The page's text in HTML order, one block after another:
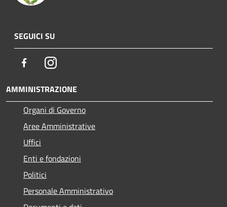
SEGUICI SU
FacebookInstagram
AMMINISTRAZIONE
Organi di Governo
Aree Amministrative
Uffici
Enti e fondazioni
Politici
Personale Amministrativo